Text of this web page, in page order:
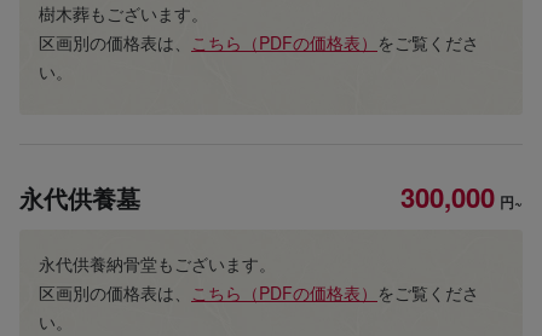
樹木葬もございます。
区画別の価格表は、 こちら（PDFの価格表） をご覧くださ
い。
永代供養墓 300,000 円~
永代供養納骨堂もございます。
区画別の価格表は、 こちら（PDFの価格表） をご覧くださ
い。